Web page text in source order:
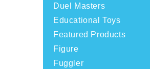
Duel Masters
Educational Toys
Featured Products
Figure
Fuggler